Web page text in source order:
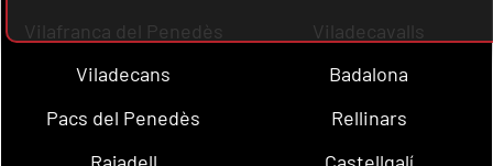
Vilafranca del Penedès
Viladecavalls
Viladecans
Badalona
Pacs del Penedès
Rellinars